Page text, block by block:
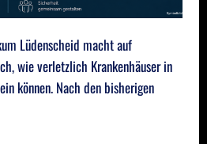
Lüdenscheid macht auf
wie verletzlich Krankenhäuser in
können. Nach den bisherigen